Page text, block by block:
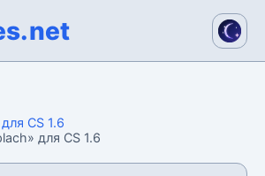
CS 1.6
для CS 1.6